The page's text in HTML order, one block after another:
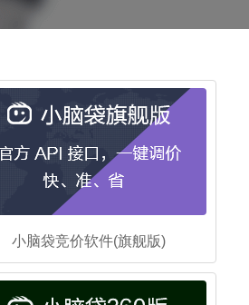
小脑袋竞价软件(旗舰版)